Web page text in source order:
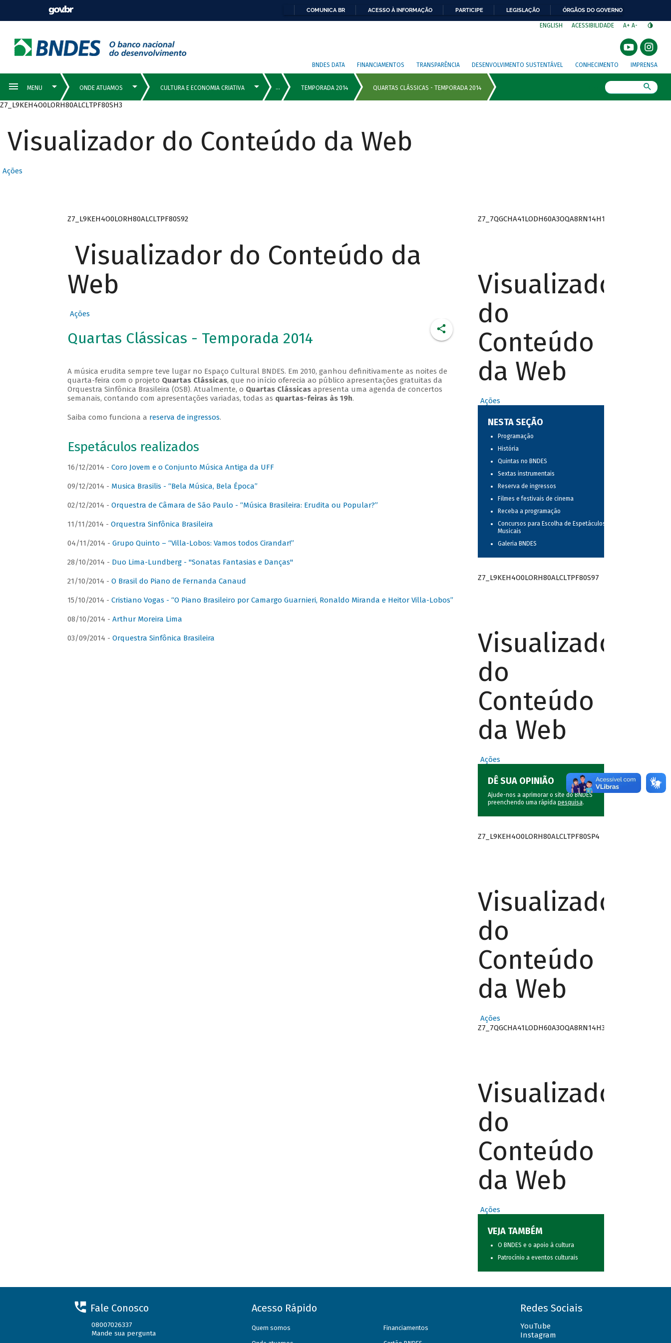
COMUNICA BR ACESSO À INFORMAÇÃO PARTICIPE LEGISLAÇÃO ÓRGÃOS DO GOVERNO
ENGLISH ACESSIBILIDADE A+ A-
BNDES DATA FINANCIAMENTOS TRANSPARÊNCIA DESENVOLVIMENTO SUSTENTÁVEL CONHECIMENTO IMPRENSA
Z7_L9KEH4O0LORH80ALCLTPF80SH3
Visualizador do Conteúdo da Web
Ações
Z7_L9KEH4O0LORH80ALCLTPF80S92
Visualizador do Conteúdo da
Web
Ações
Quartas Clássicas - Temporada 2014
A música erudita sempre teve lugar no Espaço Cultural BNDES. Em 2010, ganhou definitivamente as noites de
quarta-feira com o projeto Quartas Clássicas, que no início oferecia ao público apresentações gratuitas da
Orquestra Sinfônica Brasileira (OSB). Atualmente, o Quartas Clássicasapresenta uma agenda de concertos
semanais, contando com apresentações variadas, todas as quartas-feiras às 19h.
Saiba como funciona a reserva de ingressos.
Espetáculos realizados
16/12/2014 - Coro Jovem e o Conjunto Música Antiga da UFF
09/12/2014 - Musica Brasilis - “Bela Música, Bela Época”
02/12/2014 - Orquestra de Câmara de São Paulo - “Música Brasileira: Erudita ou Popular?”
11/11/2014 - Orquestra Sinfônica Brasileira
04/11/2014 - Grupo Quinto – “Villa-Lobos: Vamos todos Cirandar!”
28/10/2014 - Duo Lima-Lundberg - "Sonatas Fantasias e Danças"
21/10/2014 - O Brasil do Piano de Fernanda Canaud
15/10/2014 - Cristiano Vogas - “O Piano Brasileiro por Camargo Guarnieri, Ronaldo Miranda e Heitor Villa-Lobos”
08/10/2014 - Arthur Moreira Lima
03/09/2014 - Orquestra Sinfônica Brasileira
Z7_7QGCHA41LODH60A3OQA8RN14H1
Visualizador
do
Conteúdo
da Web
Ações
NESTA SEÇÃO
Programação
História
Quintas no BNDES
Sextas instrumentais
Reserva de ingressos
Filmes e festivais de cinema
Receba a programação
Concursos para Escolha de Espetáculos
Musicais
Galeria BNDES
Z7_L9KEH4O0LORH80ALCLTPF80S97
Visualizador
do
Conteúdo
da Web
Ações
DÊ SUA OPINIÃO
Ajude-nos a aprimorar o site do BNDES
preenchendo uma rápida pesquisa.
Z7_L9KEH4O0LORH80ALCLTPF80SP4
Visualizador
do
Conteúdo
da Web
Ações
Z7_7QGCHA41LODH60A3OQA8RN14H3
Visualizador
do
Conteúdo
da Web
Ações
VEJA TAMBÉM
O BNDES e o apoio à cultura
Patrocínio a eventos culturais
Fale Conosco
08007026337
Mande sua pergunta
Acesso Rápido
Quem somos Financiamentos
Redes Sociais
YouTube
Instagram